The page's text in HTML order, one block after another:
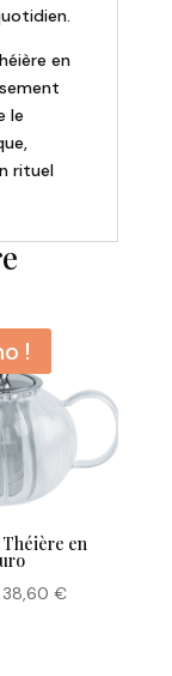
en
le
rituel
!
en
38,60€Plage